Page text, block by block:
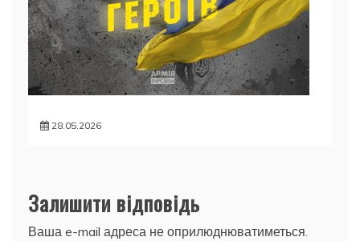
28.05.2026
Залишити відповідь
Ваша e-mail адреса не оприлюднюватиметься.